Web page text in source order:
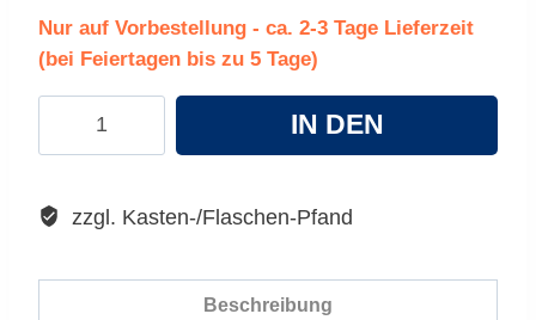
Nur auf Vorbestellung - ca. 2-3 Tage Lieferzeit
(bei Feiertagen bis zu 5 Tage)
Menge
IN DEN
zzgl. Kasten-/Flaschen-Pfand
Beschreibung